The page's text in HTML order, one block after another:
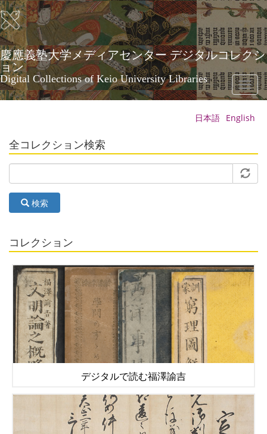
メ
イ
ン
コ
ン
テ
ン
ツ
に
慶應義塾大学メディアセンター デジタルコレクシ
ョン
Digital Collections of Keio University Libraries
Toggle
日本語 English
全コレクション検索
検索
コレクション
デジタルで読む福澤諭吉